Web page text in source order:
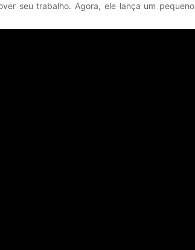
seu trabalho. Agora, ele lança um pequeno